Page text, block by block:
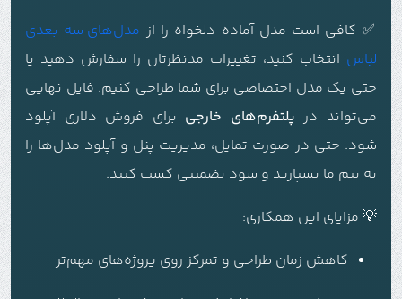
✅ کافی است مدل آماده دلخواه را از مدل‌های سه بعدی
لباس انتخاب کنید، تغییرات مدنظرتان را سفارش دهید یا
حتی یک مدل اختصاصی برای شما طراحی کنیم. فایل نهایی
می‌تواند در پلتفرم‌های خارجی برای فروش دلاری آپلود
شود. حتی در صورت تمایل، مدیریت پنل و آپلود مدل‌ها را
به تیم ما بسپارید و سود تضمینی کسب کنید.
💡 مزایای این همکاری:
کاهش زمان طراحی و تمرکز روی پروژه‌های مهم‌تر